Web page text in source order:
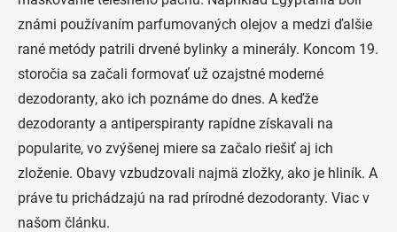
známi používaním parfumovaných olejov a medzi ďalšie
rané metódy patrili drvené bylinky a minerály. Koncom 19.
storočia sa začali formovať už ozajstné moderné
dezodoranty, ako ich poznáme do dnes. A keďže
dezodoranty a antiperspiranty rapídne získavali na
popularite, vo zvýšenej miere sa začalo riešiť aj ich
zloženie. Obavy vzbudzovali najmä zložky, ako je hliník. A
práve tu prichádzajú na rad prírodné dezodoranty. Viac v
našom článku.